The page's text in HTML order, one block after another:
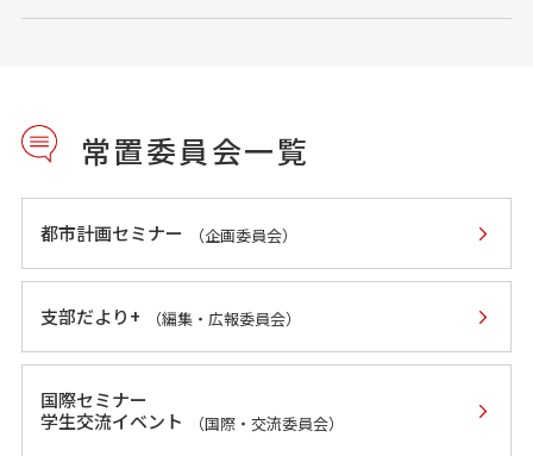
常置委員会一覧
都市計画セミナー （企画委員会）
支部だより+ （編集・広報委員会）
国際セミナー
学生交流イベント
（国際・交流委員会）